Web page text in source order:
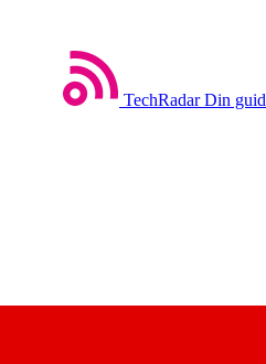
TechRadar Din